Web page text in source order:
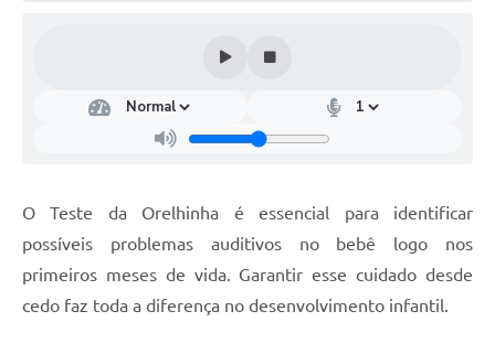
O Teste da Orelhinha é essencial para identificar
possíveis problemas auditivos no bebê logo nos
primeiros meses de vida. Garantir esse cuidado desde
cedo faz toda a diferença no desenvolvimento infantil.